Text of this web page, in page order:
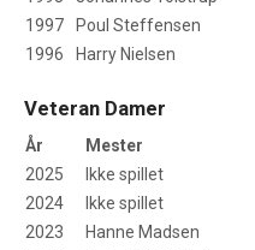
1997
Poul Steffensen
1996
Harry Nielsen
Veteran Damer
År Mester
2025
Ikke spillet
2024
Ikke spillet
2023
Hanne Madsen